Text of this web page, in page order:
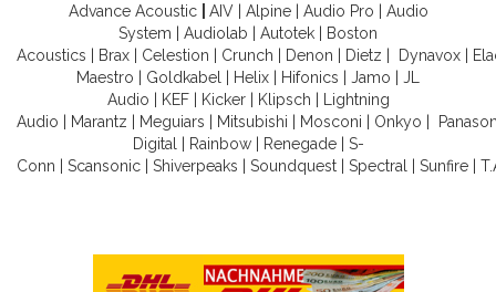
Advance Acoustic
AIV| Alpine| Audio Pro
Audio
System
Audiolab Autotek
Boston
Acoustics
Brax Celestion Crunch Denon Dietz Dynavox
Maestro
Goldkabel Helix Hifonics Jamo
JL
Audio
KEF| Kicker| Klipsch
Lightning
Audio
Marantz Meguiars Mitsubishi Mosconi Onkyo
Digital
Rainbow| Renegade| S-
Conn
Scansonic Shiverpeaks Soundquest Spectral Sunfire